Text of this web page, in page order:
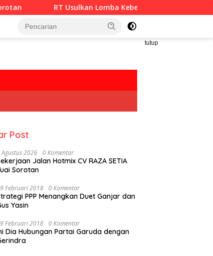
Lomba Kebersihan Berhadiah Partisipasi
tutup
Post
Agustus 2026 0 Komentar
Jalan Hotmix CV RAZA SETIA
Sorotan
Februari 2018 0 Komentar
PPP Menangkan Duet Ganjar dan
Yasin
Februari 2018 0 Komentar
Dia Hubungan Partai Garuda dengan